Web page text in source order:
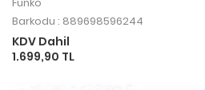
Barkodu : 889698596244
KDV Dahil
1.699,90 TL